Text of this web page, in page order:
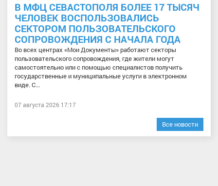
В МФЦ СЕВАСТОПОЛЯ БОЛЕЕ 17 ТЫСЯЧ
ЧЕЛОВЕК ВОСПОЛЬЗОВАЛИСЬ
СЕКТОРОМ ПОЛЬЗОВАТЕЛЬСКОГО
СОПРОВОЖДЕНИЯ С НАЧАЛА ГОДА
Во всех центрах «Мои Документы» работают секторы
пользовательского сопровождения, где жители могут
самостоятельно или с помощью специалистов получить
государственные и муниципальные услуги в электронном
виде. С...
07 августа 2026 17:17
Все новости